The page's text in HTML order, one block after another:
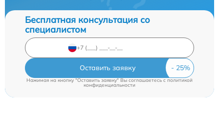
Бесплатная консультация со
специалистом
Оставить заявку
Нажимая на кнопку "Оставить заявку" Вы соглашаетесь cполитикой
конфиденциальности